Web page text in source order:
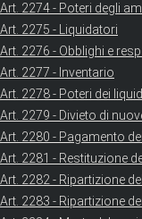
Art. 2274 - Poteri degli
Art. 2275 - Liquidatori
Art. 2276 - Obblighi e
Art. 2277 - Inventario
Art. 2278 - Poteri dei
Art. 2279 - Divieto di
Art. 2280 - Pagamento
Art. 2281 - Restituzione
Art. 2282 - Ripartizione
Art. 2283 - Ripartizione